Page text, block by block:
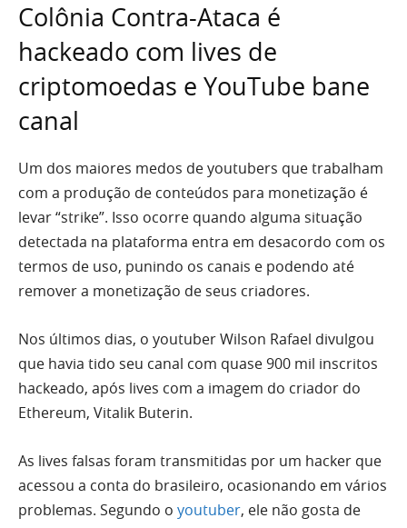
Colônia Contra-Ataca é
hackeado com lives de
criptomoedas e YouTube bane
canal
Um dos maiores medos de youtubers que trabalham
com a produção de conteúdos para monetização é
levar “strike”. Isso ocorre quando alguma situação
detectada na plataforma entra em desacordo com os
termos de uso, punindo os canais e podendo até
remover a monetização de seus criadores.
Nos últimos dias, o youtuber Wilson Rafael divulgou
que havia tido seu canal com quase 900 mil inscritos
hackeado, após lives com a imagem do criador do
Ethereum, Vitalik Buterin.
As lives falsas foram transmitidas por um hacker que
acessou a conta do brasileiro, ocasionando em vários
problemas. Segundo o youtuber, ele não gosta de